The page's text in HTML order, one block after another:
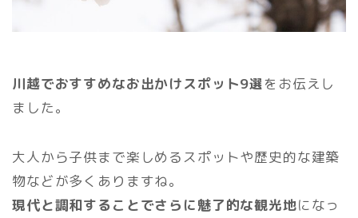
川越でおすすめなお出かけスポット9選をお伝えし
ました。
大人から子供まで楽しめるスポットや歴史的な建築
物などが多くありますね。
現代と調和することでさらに魅了的な観光地になっ